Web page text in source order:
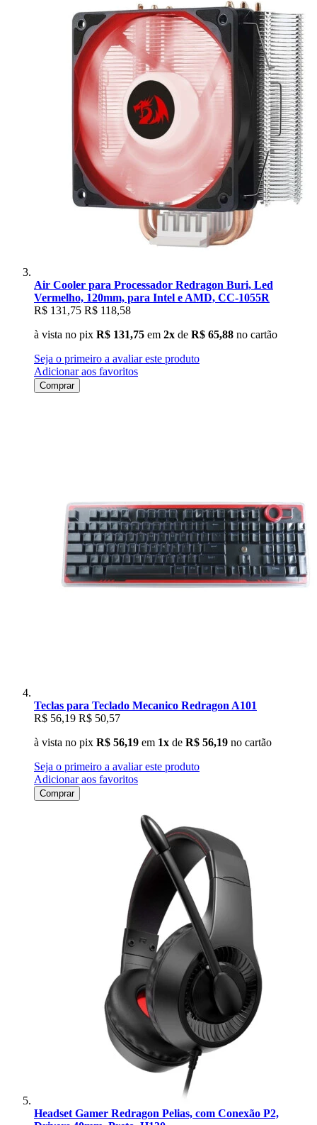
Air Cooler para Processador Redragon Buri, Led
Vermelho, 120mm, para Intel e AMD, CC-1055R
R$ 131,75 R$ 118,58
à vista no pix R$ 131,75 em 2x de R$ 65,88 no cartão
Seja o primeiro a avaliar este produto
Adicionar aos favoritos
Comprar
Teclas para Teclado Mecanico Redragon A101
R$ 56,19 R$ 50,57
à vista no pix R$ 56,19 em 1x de R$ 56,19 no cartão
Seja o primeiro a avaliar este produto
Adicionar aos favoritos
Comprar
Headset Gamer Redragon Pelias, com Conexão P2,